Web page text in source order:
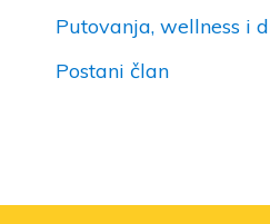
Putovanja, wellness i
Postani član